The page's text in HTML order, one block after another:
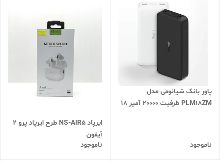
پاور بانک شیائومی مدل
PLM18ZM ظرفیت 20000 آمپر 18
ناموجود
ایرپاد NS-AIR5 طرح ایرپاد پرو 2
آیفون
ناموجود